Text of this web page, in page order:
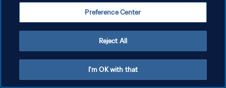
NUTZUNGSBEDINGUNGEN
COOKIE-EINSTELLUNGEN VERWALTEN
Copyright © 1994 - 2026 FIFA. Alle Rechte vorbehalten.
Preference Center
Reject All
I'm OK with that